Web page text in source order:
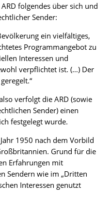
folgendes über sich und
Sender:
ein vielfältiges,
Programmangebot zu
Interessen und
verpflichtet ist. (…) Der
verfolgt die ARD (sowie
Sender) einen
festgelegt wurde.
1950 nach dem Vorbild
Grund für die
Erfahrungen mit
Sendern wie im „Dritten
Interessen genutzt